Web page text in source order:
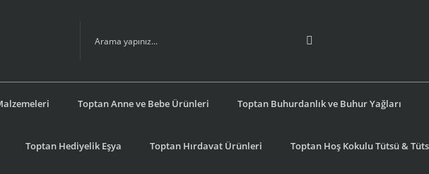
Toptan Anne ve Bebe Ürünleri Toptan Buhurdanlık ve Buhur Yağları
Toptan Hediyelik Eşya Toptan Hırdavat Ürünleri Toptan Hoş Kokulu Tütsü &